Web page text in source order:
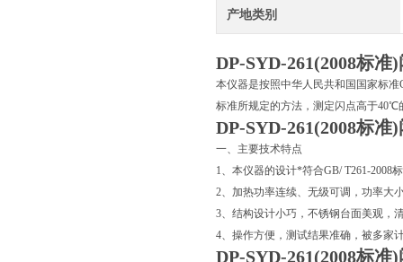
产地类别
DP-SYD-261(2008标准
本仪器是按照中华人民共和国国家标
标准所规定的方法，测定闪点高于40℃
DP-SYD-261(2008标准
一、主要技术特点
1、本仪器的设计*符合GB/ T261-2008
2、加热功率连续、无级可调，功率大
3、结构设计小巧，不锈钢台面美观，
4、操作方便，测试结果准确，被多家
DP-SYD-261(2008标准